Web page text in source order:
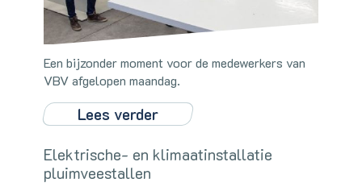
Een bijzonder moment voor de medewerkers van
VBV afgelopen maandag.
Lees verder
Elektrische- en klimaatinstallatie
pluimveestallen